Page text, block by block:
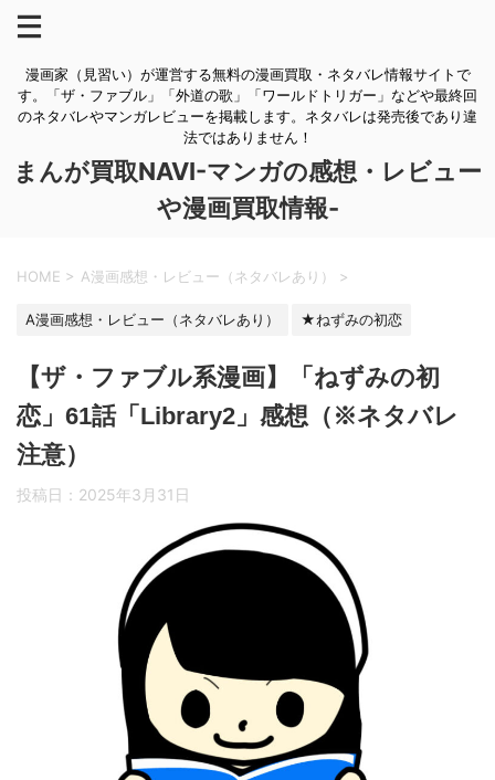
漫画家（見習い）が運営する無料の漫画買取・ネタバレ情報サイトで
す。「ザ・ファブル」「外道の歌」「ワールドトリガー」などや最終回
のネタバレやマンガレビューを掲載します。ネタバレは発売後であり違
法ではありません！
まんが買取NAVI-マンガの感想・レビュー
や漫画買取情報-
HOME > A漫画感想・レビュー（ネタバレあり） >
A漫画感想・レビュー（ネタバレあり） ★ねずみの初恋
【ザ・ファブル系漫画】「ねずみの初
恋」61話「Library2」感想（※ネタバレ
注意）
投稿日： 2025年3月31日